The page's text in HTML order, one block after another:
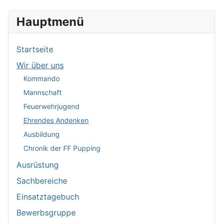
Hauptmenü
Startseite
Wir über uns
Kommando
Mannschaft
Feuerwehrjugend
Ehrendes Andenken
Ausbildung
Chronik der FF Pupping
Ausrüstung
Sachbereiche
Einsatztagebuch
Bewerbsgruppe